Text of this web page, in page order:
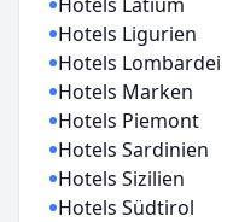
Hotels Ligurien
Hotels Lombardei
Hotels Marken
Hotels Piemont
Hotels Sardinien
Hotels Sizilien
Hotels Südtirol